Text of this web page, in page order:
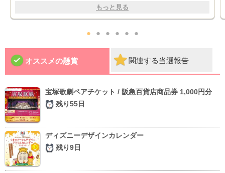
もっと見る
● ● ● ● ● ●
オススメの懸賞 関連する当選報告
宝塚歌劇ペアチケット / 阪急百貨店商品券 1,000円分
残り55日
ディズニーデザインカレンダー
残り9日